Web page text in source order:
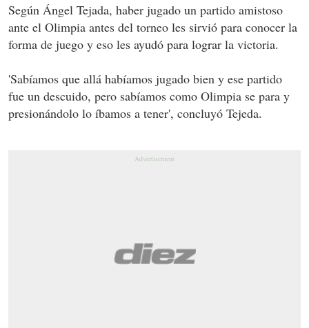
Según Ángel Tejada, haber jugado un partido amistoso
ante el Olimpia antes del torneo les sirvió para conocer la
forma de juego y eso les ayudó para lograr la victoria.
'Sabíamos que allá habíamos jugado bien y ese partido
fue un descuido, pero sabíamos como Olimpia se para y
presionándolo lo íbamos a tener', concluyó Tejeda.